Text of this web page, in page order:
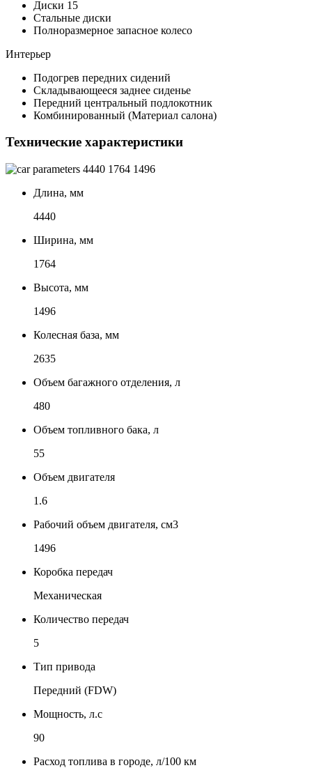
Диски 15
Стальные диски
Полноразмерное запасное колесо
Интерьер
Подогрев передних сидений
Складывающееся заднее сиденье
Передний центральный подлокотник
Комбинированный (Материал салона)
Технические характеристики
4440 1764 1496
Длина, мм
4440
Ширина, мм
1764
Высота, мм
1496
Колесная база, мм
2635
Объем багажного отделения, л
480
Объем топливного бака, л
55
Объем двигателя
1.6
Рабочий объем двигателя, см3
1496
Коробка передач
Механическая
Количество передач
5
Тип привода
Передний (FDW)
Мощность, л.с
90
Расход топлива в городе, л/100 км